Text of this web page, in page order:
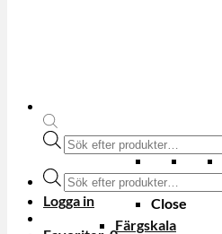
Produktsökning
Produktsökning
Logga in
Close
Färgskala